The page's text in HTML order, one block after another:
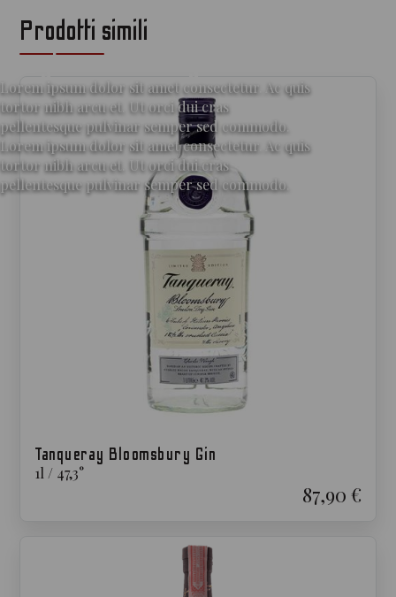
per gli amanti del gin
Lorem ipsum dolor sit amet consectetur. Ac quis
tortor nibh arcu et. Ut orci dui cras
pellentesque pulvinar semper sed commodo.
Lorem ipsum dolor sit amet consectetur. Ac quis
tortor nibh arcu et. Ut orci dui cras
pellentesque pulvinar semper sed commodo.
Prodotti simili
Tanqueray Bloomsbury Gin
1l / 47,3°
87,90 €